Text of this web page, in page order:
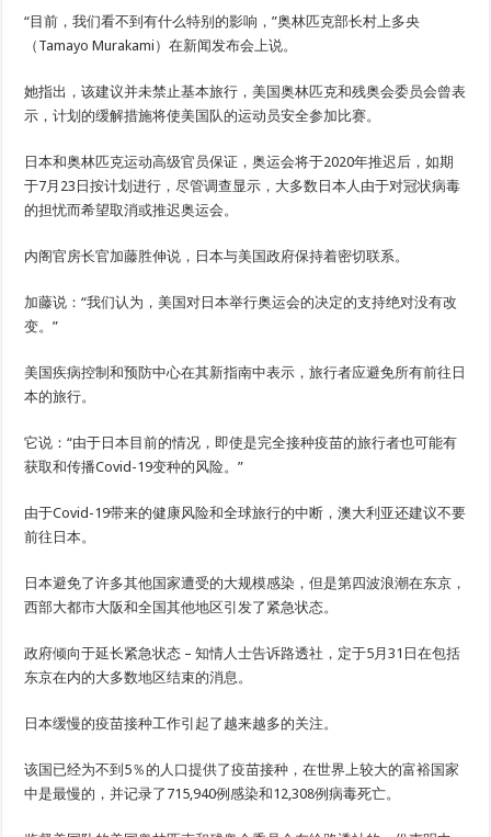
“目前，我们看不到有什么特别的影响，”奥林匹克部长村上多央
（Tamayo Murakami）在新闻发布会上说。
她指出，该建议并未禁止基本旅行，美国奥林匹克和残奥会委员会曾表
示，计划的缓解措施将使美国队的运动员安全参加比赛。
日本和奥林匹克运动高级官员保证，奥运会将于2020年推迟后，如期
于7月23日按计划进行，尽管调查显示，大多数日本人由于对冠状病毒
的担忧而希望取消或推迟奥运会。
内阁官房长官加藤胜伸说，日本与美国政府保持着密切联系。
加藤说：“我们认为，美国对日本举行奥运会的决定的支持绝对没有改
变。”
美国疾病控制和预防中心在其新指南中表示，旅行者应避免所有前往日
本的旅行。
它说：“由于日本目前的情况，即使是完全接种疫苗的旅行者也可能有
获取和传播Covid-19变种的风险。”
由于Covid-19带来的健康风险和全球旅行的中断，澳大利亚还建议不要
前往日本。
日本避免了许多其他国家遭受的大规模感染，但是第四波浪潮在东京，
西部大都市大阪和全国其他地区引发了紧急状态。
政府倾向于延长紧急状态 – 知情人士告诉路透社，定于5月31日在包括
东京在内的大多数地区结束的消息。
日本缓慢的疫苗接种工作引起了越来越多的关注。
该国已经为不到5％的人口提供了疫苗接种，在世界上较大的富裕国家
中是最慢的，并记录了715,940例感染和12,308例病毒死亡。